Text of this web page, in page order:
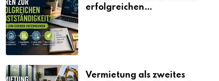
erfolgreichen
Vermietung als zweites